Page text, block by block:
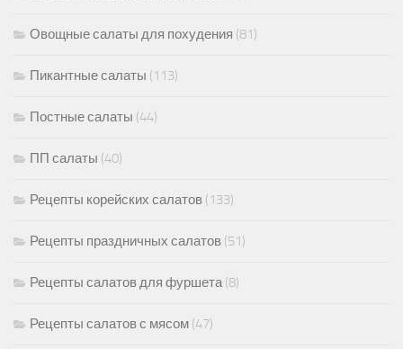
Овощные салаты для похудения (81)
Пикантные салаты (113)
Постные салаты (44)
ПП салаты (40)
Рецепты корейских салатов (133)
Рецепты праздничных салатов (51)
Рецепты салатов для фуршета(8)
Рецепты салатов с мясом (47)